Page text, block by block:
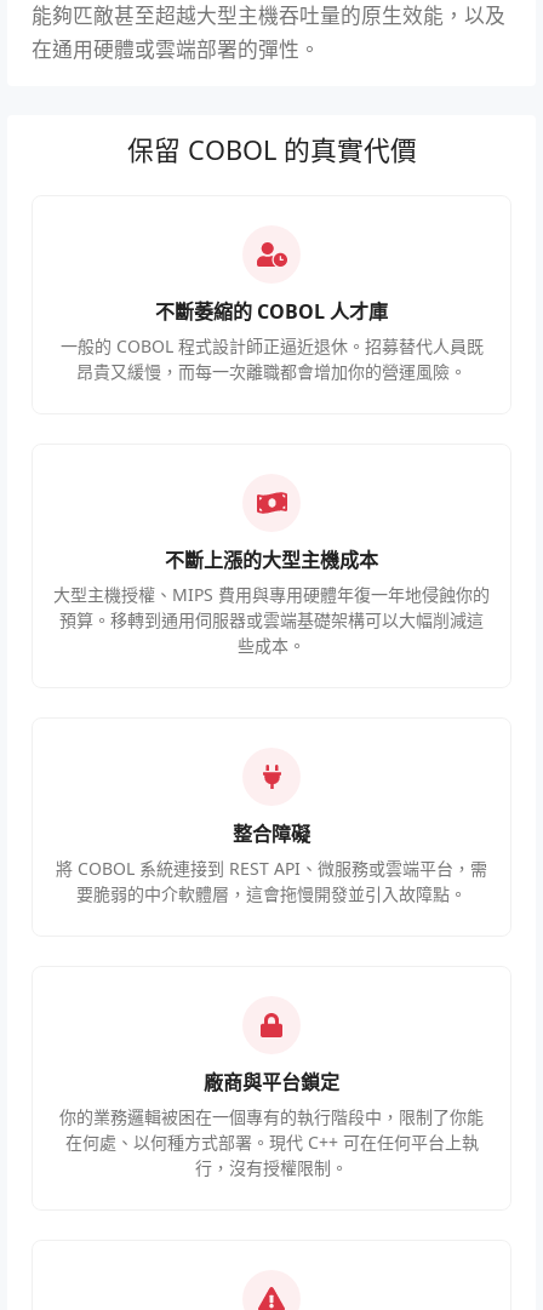
能夠匹敵甚至超越大型主機吞吐量的原生效能，以及
在通用硬體或雲端部署的彈性。
保留 COBOL 的真實代價
不斷萎縮的 COBOL 人才庫
一般的 COBOL 程式設計師正逼近退休。招募替代人員既
昂貴又緩慢，而每一次離職都會增加你的營運風險。
不斷上漲的大型主機成本
大型主機授權、MIPS 費用與專用硬體年復一年地侵蝕你的
預算。移轉到通用伺服器或雲端基礎架構可以大幅削減這
些成本。
整合障礙
將 COBOL 系統連接到 REST API、微服務或雲端平台，需
要脆弱的中介軟體層，這會拖慢開發並引入故障點。
廠商與平台鎖定
你的業務邏輯被困在一個專有的執行階段中，限制了你能
在何處、以何種方式部署。現代 C++ 可在任何平台上執
行，沒有授權限制。